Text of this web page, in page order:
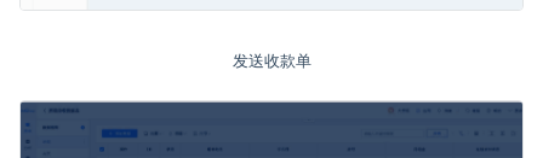
发送收款单